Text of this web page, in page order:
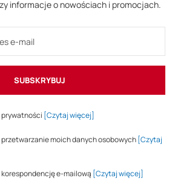
informacje o nowościach i promocjach.
SUBSKRYBUJ
[Czytaj więcej]
przetwarzanie moich danych osobowych[Czytaj
korespondencję e-mailową [Czytaj więcej]